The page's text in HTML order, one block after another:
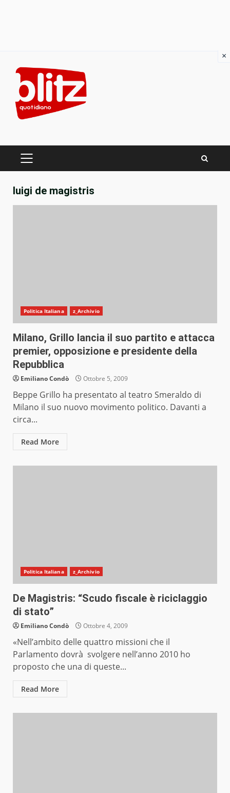
content
PRIMARY
luigi de magistris
Politica Italiana z_Archivio
Milano, Grillo lancia il suo partito e attacca
premier, opposizione e presidente della
Repubblica
Emiliano Condò Ottobre 5, 2009
Beppe Grillo ha presentato al teatro Smeraldo di
Milano il suo nuovo movimento politico. Davanti a
circa...
Read More
Politica Italiana z_Archivio
De Magistris: “Scudo fiscale è riciclaggio
di stato”
Emiliano Condò Ottobre 4, 2009
«Nell’ambito delle quattro missioni che il
Parlamento dovrà svolgere nell’anno 2010 ho
proposto che una di queste...
Read More
×